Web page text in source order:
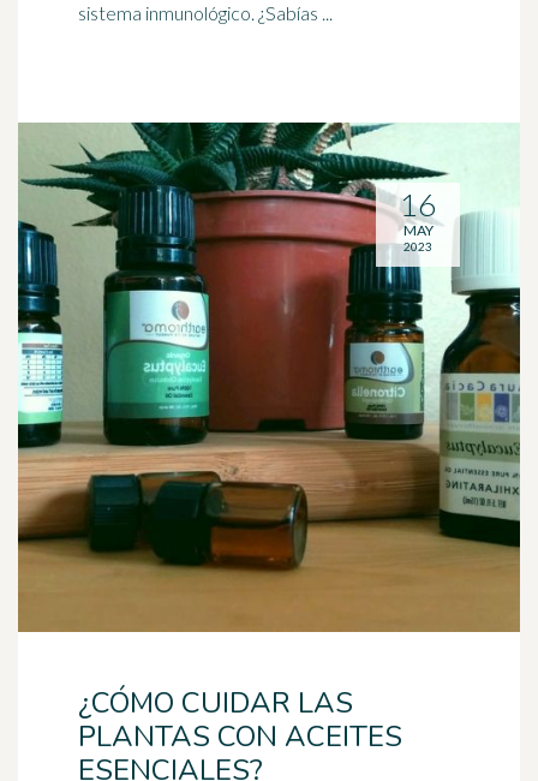
sistema inmunológico. ¿Sabías ...
¿CÓMO CUIDAR LAS
PLANTAS CON ACEITES
ESENCIALES?
16
MAY
2023